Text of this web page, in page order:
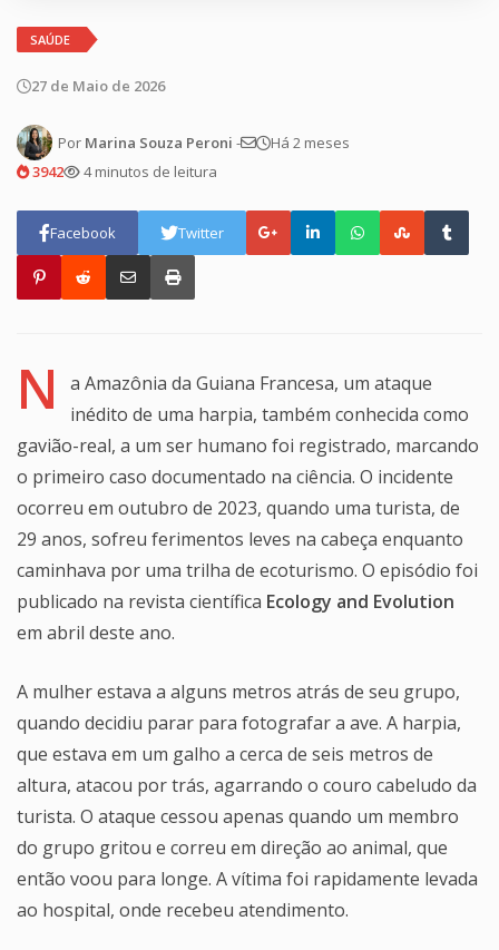
SAÚDE
27 de Maio de 2026
Por Marina Souza Peroni -
Há 2 meses
3942
4 minutos de leitura
Facebook Twitter
N
a Amazônia da Guiana Francesa, um ataque
inédito de uma harpia, também conhecida como
gavião-real, a um ser humano foi registrado, marcando
o primeiro caso documentado na ciência. O incidente
ocorreu em outubro de 2023, quando uma turista, de
29 anos, sofreu ferimentos leves na cabeça enquanto
caminhava por uma trilha de ecoturismo. O episódio foi
publicado na revista científica Ecology and Evolution
em abril deste ano.
A mulher estava a alguns metros atrás de seu grupo,
quando decidiu parar para fotografar a ave. A harpia,
que estava em um galho a cerca de seis metros de
altura, atacou por trás, agarrando o couro cabeludo da
turista. O ataque cessou apenas quando um membro
do grupo gritou e correu em direção ao animal, que
então voou para longe. A vítima foi rapidamente levada
ao hospital, onde recebeu atendimento.